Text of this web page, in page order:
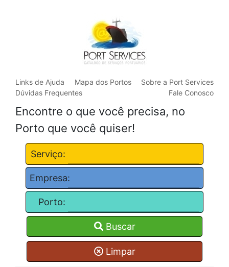
Links de Ajuda Mapa dos Portos
Sobre a Port Services
Dúvidas Frequentes
Fale Conosco
Encontre o que você precisa, no
Porto que você quiser!
Serviço:
Empresa:
Porto:
Buscar
Limpar